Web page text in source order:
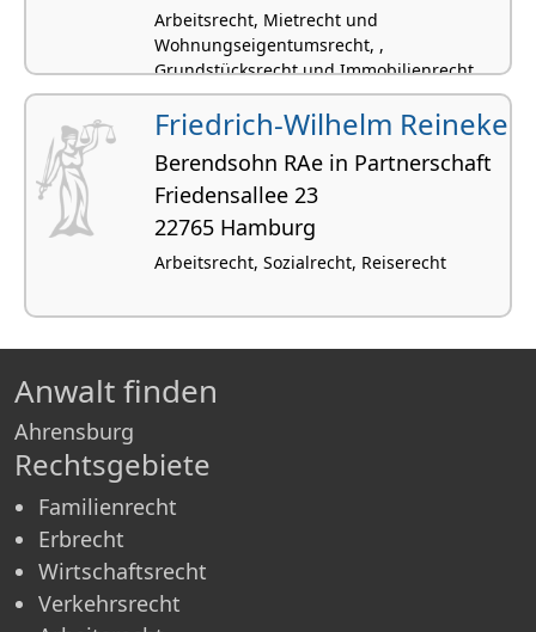
Arbeitsrecht, Mietrecht und
Wohnungseigentumsrecht, ,
Grundstücksrecht und Immobilienrecht,
Öffentliches Baurecht
Friedrich-Wilhelm Reineke
Berendsohn RAe in Partnerschaft
Friedensallee 23
22765 Hamburg
Arbeitsrecht, Sozialrecht, Reiserecht
Anwalt finden
Ahrensburg
Rechtsgebiete
Familienrecht
Erbrecht
Wirtschaftsrecht
Verkehrsrecht